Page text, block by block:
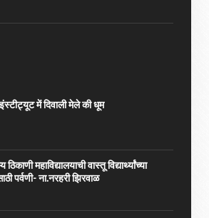
में दिवाली मेले की धूम
ठिकाणी महाविद्यालयाची वास्तू विद्यार्थ्यांच्या
पर्वणी- ना.नरहरी झिरवाळ